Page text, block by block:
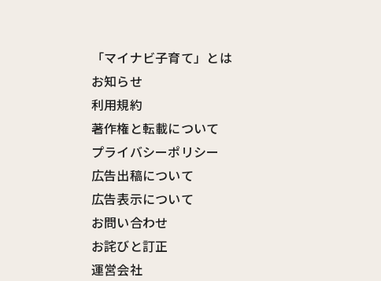
「マイナビ子育て」とは
お知らせ
利用規約
著作権と転載について
プライバシーポリシー
広告出稿について
広告表示について
お問い合わせ
お詫びと訂正
運営会社